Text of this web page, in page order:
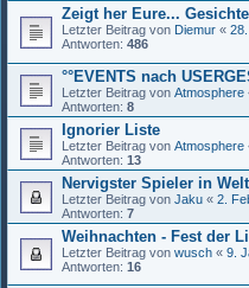
Zeigt her Eure...
Letzter Beitrag von Diemur «
Antworten: 486
°°EVENTS nach
Letzter Beitrag von Atmosphere
Antworten: 8
Ignorier Liste
Letzter Beitrag von Atmosphere
Antworten: 13
Nervigster Spieler in
Letzter Beitrag von Jaku « 2.
Antworten: 7
Weihnachten - Fest der
Letzter Beitrag von wusch « 9.
Antworten: 16